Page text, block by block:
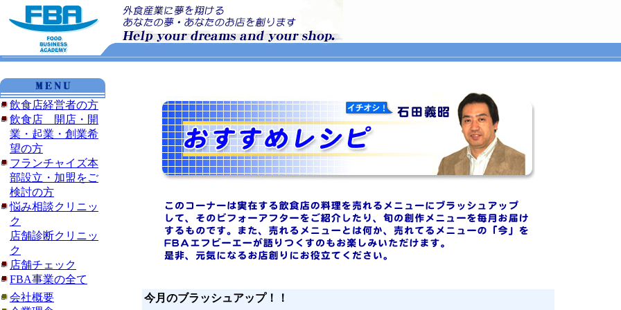
飲食店経営者の方
飲食店 開店・開
業・起業・創業希
望の方
フランチャイズ本
部設立・加盟をご
検討の方
悩み相談クリニッ
ク
店舗診断クリニッ
ク
店舗チェック
FBA事業の全て
会社概要
今月のブラッシュアップ！！